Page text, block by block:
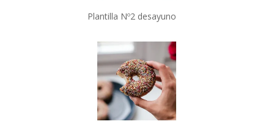
Plantilla Nº2 desayuno